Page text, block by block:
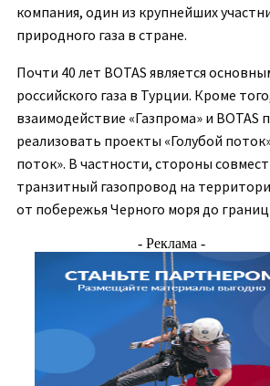
компания, один из крупнейших
природного газа в стране.
Почти 40 лет BOTAS является
российского газа в Турции. Кроме
взаимодействие «Газпрома» и BOTAS
реализовать проекты «Голубой
поток». В частности, стороны
транзитный газопровод на
от побережья Черного моря до
- Реклама -